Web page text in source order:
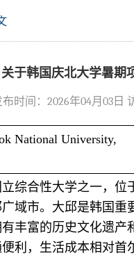
关于韩国庆北大学暑期
布时间：2026年04月03日
National University,
综合性大学之一，位
域市。大邱是韩国重
丰富的历史文化遗产
利，生活成本相对首